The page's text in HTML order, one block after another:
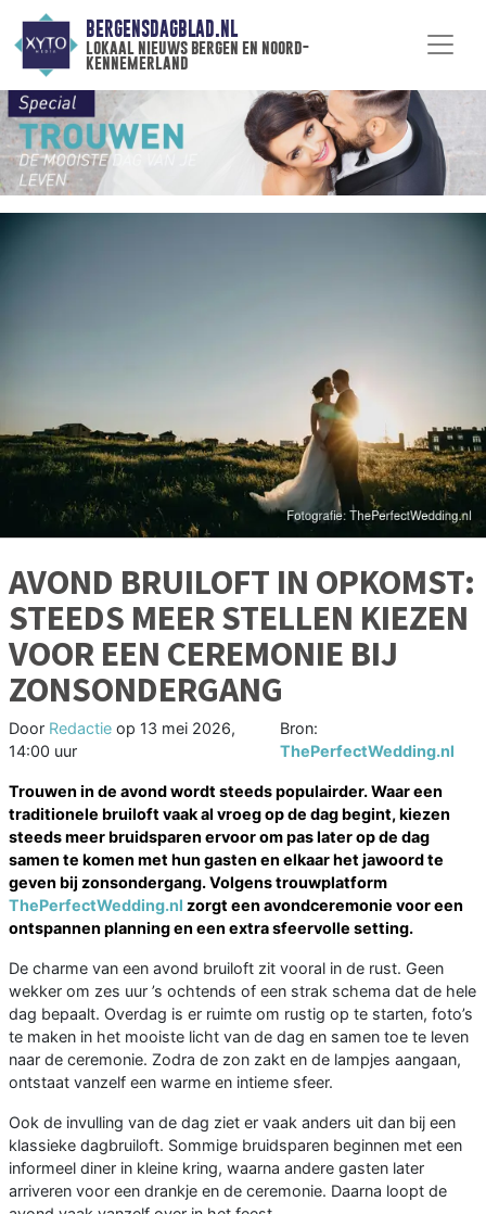
BERGENSDAGBLAD.NL
lokaal nieuws bergen en noord-
kennemerland
AVOND BRUILOFT IN OPKOMST:
STEEDS MEER STELLEN KIEZEN
VOOR EEN CEREMONIE BIJ
ZONSONDERGANG
Door Redactie op 13 mei 2026,
14:00 uur
Bron:
ThePerfectWedding.nl
Trouwen in de avond wordt steeds populairder. Waar een
traditionele bruiloft vaak al vroeg op de dag begint, kiezen
steeds meer bruidsparen ervoor om pas later op de dag
samen te komen met hun gasten en elkaar het jawoord te
geven bij zonsondergang. Volgens trouwplatform
ThePerfectWedding.nl zorgt een avondceremonie voor een
ontspannen planning en een extra sfeervolle setting.
De charme van een avond bruiloft zit vooral in de rust. Geen
wekker om zes uur ’s ochtends of een strak schema dat de hele
dag bepaalt. Overdag is er ruimte om rustig op te starten, foto’s
te maken in het mooiste licht van de dag en samen toe te leven
naar de ceremonie. Zodra de zon zakt en de lampjes aangaan,
ontstaat vanzelf een warme en intieme sfeer.
Ook de invulling van de dag ziet er vaak anders uit dan bij een
klassieke dagbruiloft. Sommige bruidsparen beginnen met een
informeel diner in kleine kring, waarna andere gasten later
arriveren voor een drankje en de ceremonie. Daarna loopt de